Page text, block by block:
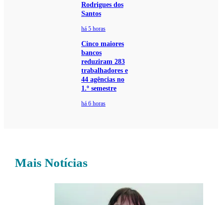
Rodrigues dos
Santos
há 5 horas
Cinco maiores
bancos
reduziram 283
trabalhadores e
44 agências no
1.º semestre
há 6 horas
Mais Notícias